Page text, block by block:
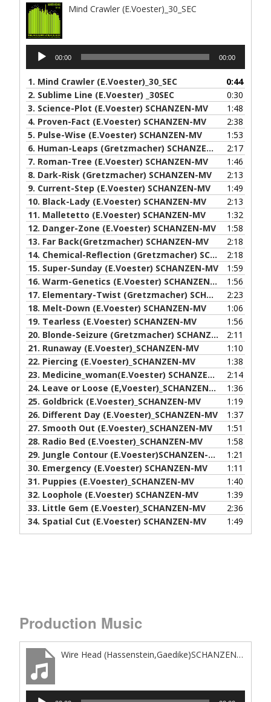
Mind Crawler (E.Voester)_30_SEC
Audio-
Player
00:00 00:00
1. Mind Crawler (E.Voester)_30_SEC
0:44
2. Sublime Line (E.Voester) _30SEC
0:30
3. Science-Plot (E.Voester) SCHANZEN-MV
1:48
4. Proven-Fact (E.Voester) SCHANZEN-MV
2:38
5. Pulse-Wise (E.Voester) SCHANZEN-MV
1:53
6. Human-Leaps (Gretzmacher) SCHANZEN-MV
2:17
7. Roman-Tree (E.Voester) SCHANZEN-MV
1:46
8. Dark-Risk (Gretzmacher) SCHANZEN-MV
2:13
9. Current-Step (E.Voester) SCHANZEN-MV
1:49
10. Black-Lady (E.Voester) SCHANZEN-MV
2:13
11. Malletetto (E.Voester) SCHANZEN-MV
1:32
12. Danger-Zone (E.Voester) SCHANZEN-MV
1:58
13. Far Back(Gretzmacher) SCHANZEN-MV
2:18
14. Chemical-Reflection (Gretzmacher) SCHANZEN-MV
2:18
15. Super-Sunday (E.Voester) SCHANZEN-MV
1:59
16. Warm-Genetics (E.Voester) SCHANZEN-MV
1:56
17. Elementary-Twist (Gretzmacher) SCHANZEN-MV
2:23
18. Melt-Down (E.Voester) SCHANZEN-MV
1:06
19. Tearless (E.Voester) SCHANZEN-MV
1:56
20. Blonde-Seizure (Gretzmacher) SCHANZEN-MV
2:11
21. Runaway (E.Voester)_SCHANZEN-MV
1:10
22. Piercing (E.Voester)_SCHANZEN-MV
1:38
23. Medicine_woman(E.Voester) SCHANZEN-MV
2:14
24. Leave or Loose (E,Voester)_SCHANZEN-MV
1:36
25. Goldbrick (E.Voester)_SCHANZEN-MV
1:19
26. Different Day (E.Voester)_SCHANZEN-MV
1:37
27. Smooth Out (E.Voester)_SCHANZEN-MV
1:51
28. Radio Bed (E.Voester)_SCHANZEN-MV
1:58
29. Jungle Contour (E.Voester)SCHANZEN-MV
1:21
30. Emergency (E.Voester) SCHANZEN-MV
1:11
31. Puppies (E.Voester)_SCHANZEN-MV
1:40
32. Loophole (E.Voester) SCHANZEN-MV
1:39
33. Little Gem (E.Voester)_SCHANZEN-MV
2:36
34. Spatial Cut (E.Voester) SCHANZEN-MV 1:49
Production Music
Wire Head (Hassenstein,Gaedike)SCHANZEN-MV
Audio-